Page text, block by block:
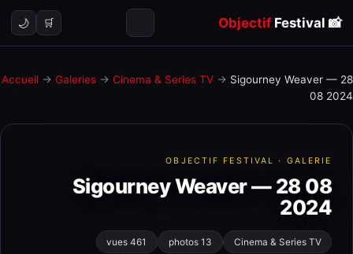
📸
ObjectifFestival
🛒
🌙
Accueil → Galeries → Cinema & Series TV → Sigourney Weaver — 28
08 2024
OBJECTIF FESTIVAL · GALERIE
Sigourney Weaver — 28 08
2024
Cinema & Series TV
13 photos
461 vues